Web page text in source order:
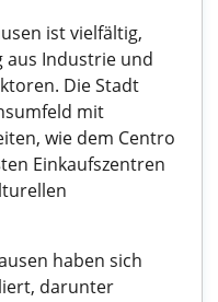
ist vielfältig,
aus Industrie und
Die Stadt
mit
wie dem Centro
Einkaufszentren
haben sich
darunter